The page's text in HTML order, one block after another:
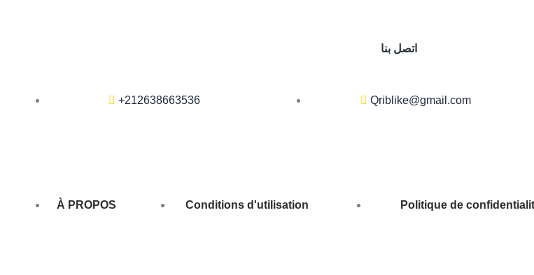
اتصل بنا
+212638663536 Qriblike@gmail.com
À PROPOS Conditions d'utilisation Politique de